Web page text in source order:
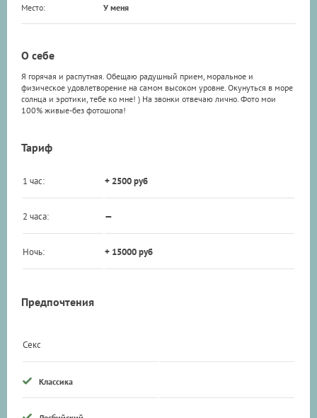
Место: У меня
О себе
Я горячая и распутная. Обещаю радушный прием, моральное и
физическое удовлетворение на самом высоком уровне. Окунуться в море
солнца и эротики, тебе ко мне! ) На звонки отвечаю лично. Фото мои
100% живые-без фотошопа!
Тариф
1 час: + 2500 руб
2 часа: —
Ночь: + 15000 руб
Предпочтения
Секс
Классика